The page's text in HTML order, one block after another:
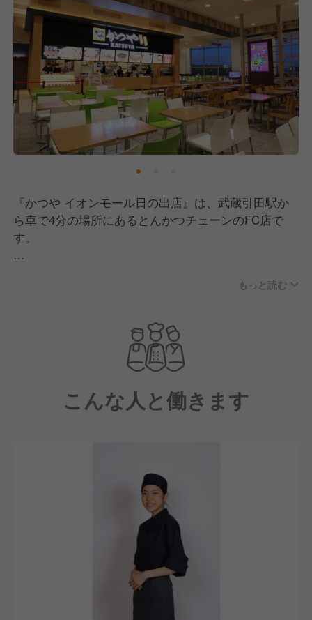
『かつや イオンモール日の出店』は、武蔵引田駅か
ら車で4分の場所にあるとんかつチェーンのFC店で
す。
う」をミッションに掲げ、売上200億円のホテルグル
日本全国でフランチャイズ展開を行い、「良い立地×
良い業態」をモットーに、多くの店舗を展開していま
今後のさらなる店舗展開に向けて、私たちと共に成長
し、未来を築いていける仲間を募集しています！
だわり、丼ものや定食など様々なメニューを展開して
北米にある大手パッカーから仕入れた豚肉と、口あた
りにこだわる生パン粉が特徴！
さらに、弾力のある国産米のごはん、新鮮な朝採れキ
ャベツなど、厳選素材をふんだんに使用しています。
もっと読む
こんな人と働きます